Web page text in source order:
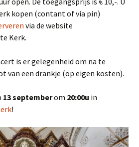
kopen (contant of via pin)
via de website
Kerk.
is er gelegenheid om na te
van een drankje (op eigen kosten).
13 septemberom 20:00u in
!